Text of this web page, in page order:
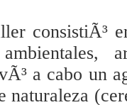
consistiÃ³
a cabo un
naturaleza